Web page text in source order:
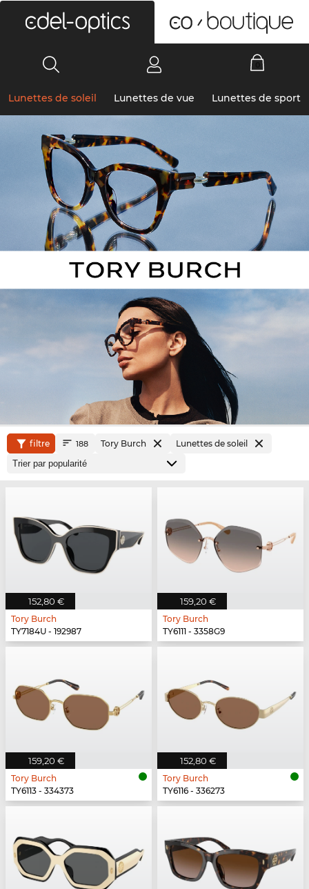
Lunettes de soleil Lunettes de vue Lunettes de sport
filtre 188 Tory Burch Lunettes de soleil
152,80 €
Tory Burch
TY7184U - 192987
159,20 €
Tory Burch
TY6111 - 3358G9
159,20 €
Tory Burch
TY6113 - 334373
152,80 €
Tory Burch
TY6116 - 336273